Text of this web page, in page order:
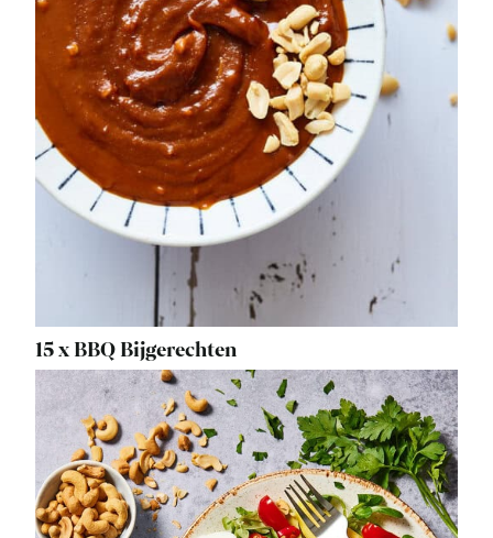
15 x BBQ Bijgerechten